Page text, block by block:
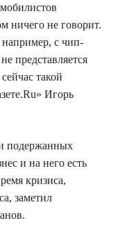
ничего не говорит.
например, с чип-
представляется
такой
Игорь
подержанных
и на него есть
кризиса,
заметил